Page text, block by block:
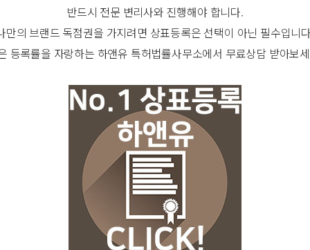
반드시 전문 변리사와 진행해야 합니다.
만의 브랜드 독점권을 가지려면 상표등록은 선택이 아닌 필수입니
등록률을 자랑하는 하앤유 특허법률사무소에서 무료상담 받아보